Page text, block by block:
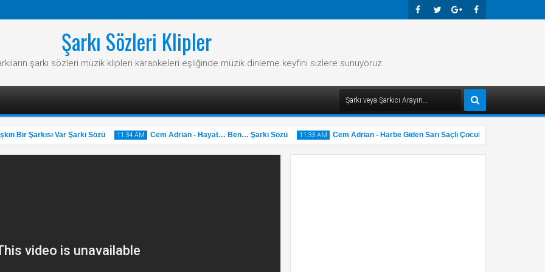
Şarkı Sözleri Klipler
şarkı sözleri müzik klipleri karaokeleri eşliğinde müzik dinleme keyfini sizlere sunuyoruz.
Bir Şarkısı Var Şarkı Sözü 11:34 AM Cem Adrian - Hayat… Ben… Şarkı Sözü 11:33 AM Cem Adrian - Harbe Giden Sarı Saçlı Çocuk Şarkı Sözü